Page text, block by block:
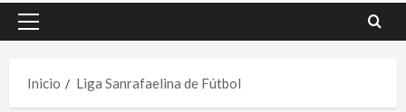
Menú
Inicio
Liga Sanrafaelina de Fútbol